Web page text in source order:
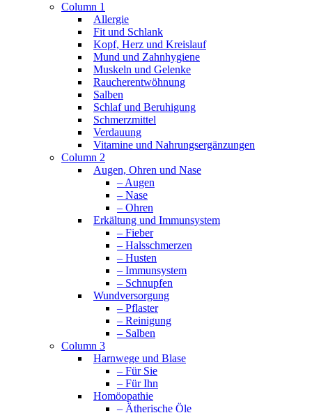
Column 1
Allergie
Fit und Schlank
Kopf, Herz und Kreislauf
Mund und Zahnhygiene
Muskeln und Gelenke
Raucherentwöhnung
Salben
Schlaf und Beruhigung
Schmerzmittel
Verdauung
Vitamine und Nahrungsergänzungen
Column 2
Augen, Ohren und Nase
– Augen
– Nase
– Ohren
Erkältung und Immunsystem
– Fieber
– Halsschmerzen
– Husten
– Immunsystem
– Schnupfen
Wundversorgung
– Pflaster
– Reinigung
– Salben
Column 3
Harnwege und Blase
– Für Sie
– Für Ihn
Homöopathie
– Ätherische Öle